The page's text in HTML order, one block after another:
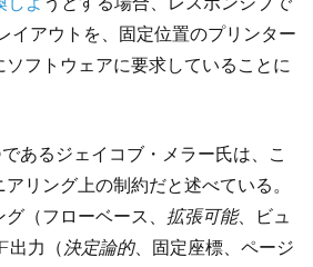
イアウトを、固定位置のプリンター
フトウェアに要求していることに
あるジェイコブ・メラー氏は、こ
リング上の制約だと述べている。
（フローベース、 拡張可能、ビュ
出力（ 決定論的、固定座標、ページ